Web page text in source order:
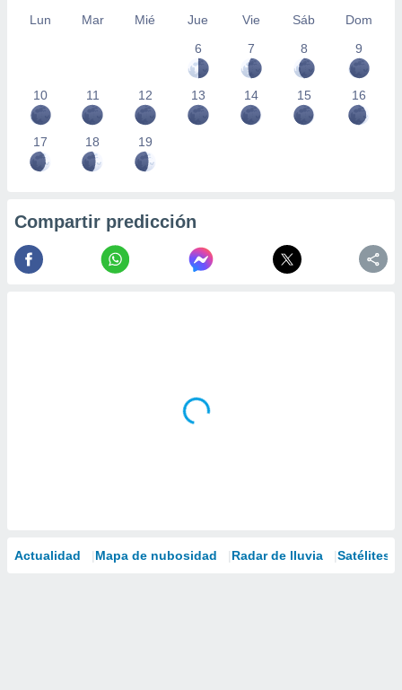
Lun Mar Mié Jue Vie Sáb
Dom
6
7 8 9
10 11 12 13 14 15 16
17 18 19
Compartir predicción
Actualidad Mapa de nubosidad Radar de lluvia Satélites